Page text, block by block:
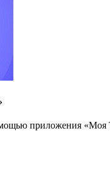
приложения «Моя